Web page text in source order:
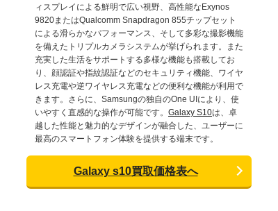
ィスプレイによる鮮明で広い視野、高性能なExynos
9820またはQualcomm Snapdragon 855チップセット
による滑らかなパフォーマンス、そして多彩な撮影機能
を備えたトリプルカメラシステムが挙げられます。また
充実した生活をサポートする多様な機能も搭載してお
り、顔認証や指紋認証などのセキュリティ機能、ワイヤ
レス充電や逆ワイヤレス充電などの便利な機能が利用で
きます。さらに、Samsungの独自のOne UIにより、使
いやすく直感的な操作が可能です。 Galaxy S10は、卓
越した性能と魅力的なデザインが融合した、ユーザーに
最高のスマートフォン体験を提供する端末です。
Galaxy s10買取価格表へ